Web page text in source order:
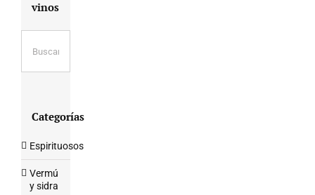
vinos
Categorías
Espirituosos
Vermú
y sidra